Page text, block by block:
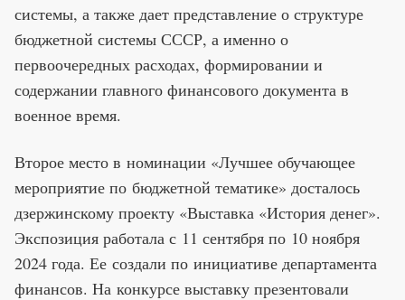
системы, а также дает представление о структуре
бюджетной системы СССР, а именно о
первоочередных расходах, формировании и
содержании главного финансового документа в
военное время.
Второе место в номинации «Лучшее обучающее
мероприятие по бюджетной тематике» досталось
дзержинскому проекту «Выставка «История денег».
Экспозиция работала с 11 сентября по 10 ноября
2024 года. Ее создали по инициативе департамента
финансов. На конкурсе выставку презентовали